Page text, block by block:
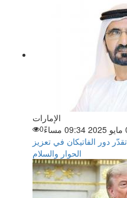
الإمارات
0
دور الفاتيكان في تعزيز
الحوار والسلام